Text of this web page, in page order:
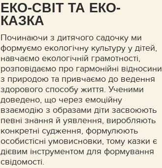
ЕКО-СВІТ ТА ЕКО-
КАЗКА
Починаючи з дитячого садочку ми
формуємо екологічну культуру у дітей,
навчаємо екологічній грамотності,
розповідаємо про гармонійні відносини
з природою та привчаємо до ведення
здорового способу життя. Ученими
доведено, що через емоційну
взаємодію з образами діти засвоюють
певні знання й уявлення, виробляють
конкретні судження, формулюють
особистісні умовисновки, тому казки є
дієвим інструментом для формування
свідомості.